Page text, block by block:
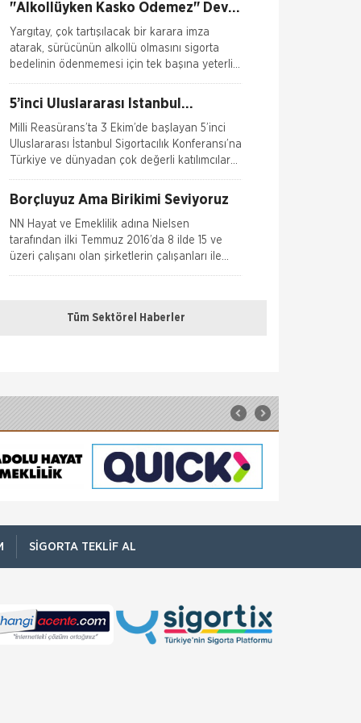
"Alkollüyken Kasko Ödemez" Devri
Yargıtay, çok tartışılacak bir karara imza
atarak, sürücünün alkollü olmasını sigorta
bedelinin ödenmemesi için tek başına yeterli
5’inci Uluslararası İstanbul
Reasürans’ta yapıldı.
Milli Reasürans’ta 3 Ekim’de başlayan 5’inci
Uluslararası İstanbul Sigortacılık Konferansı’na
Türkiye ve dünyadan çok değerli katılımcılar
Borçluyuz Ama Birikimi Seviyoruz
NN Hayat ve Emeklilik adına Nielsen
tarafından ilki Temmuz 2016’da 8 ilde 15 ve
üzeri çalışanı olan şirketlerin çalışanları ile
Müdür Yardımcısı Oldu
Doğa Sigorta’da önemli bir atama gerçekleşti.
Sigorta şirketleri ile sigortalılar arasındaki
uyuşmazlıkları çözen Sigorta Tahkim
Komisyonu, sigortalı bir aracın aksamlarının
fare tarafından kemirilmesi nedeniyle sigorta
şiKadınlar Emeklilikte İyi Maaş,
AvivaSA, gençlerin bireysel emeklilik sistemine
yaklaşımını ve tasarruf alışkanlıklarını
öğrenmek amacıyla, Yöntem Araştır
NN Hayat ve Emeklilik, bireysel emeklilik
sözleşmesi ya da İyi Yaşa Hayat Sigortası’na
sahip müşterilerine “Önce Sen” Dünyası’nda
Tüm Sektörel Haberler
SIGORTA TEKLIF AL